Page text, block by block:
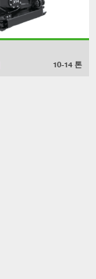
10-14 톤